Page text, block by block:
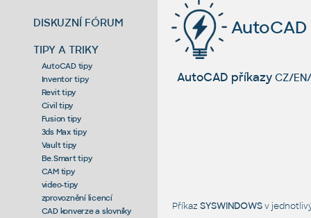
DISKUZNÍ FÓRUM
TIPY A TRIKY
AutoCAD tipy
Inventor tipy
Revit tipy
Civil tipy
Fusion tipy
3ds Max tipy
Vault tipy
Be.Smart tipy
CAM tipy
video-tipy
zprovoznění licencí
CAD konverze a slovníky
AutoCAD
AutoCAD příkazy CZ/
Příkaz SYSWINDOWSv